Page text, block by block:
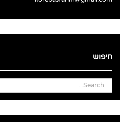
חיפוש
Search
for: